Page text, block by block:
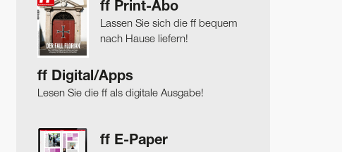
ff Print-Abo
Lassen Sie sich die ff bequem
nach Hause liefern!
ff Digital/Apps
Lesen Sie die ff als digitale Ausgabe!
ff E-Paper